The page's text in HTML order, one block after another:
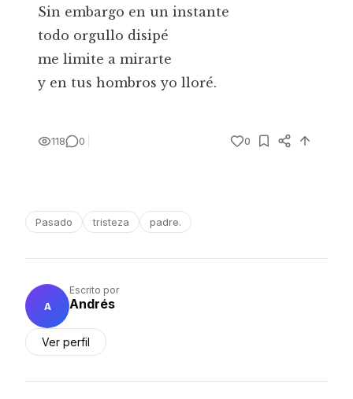
Sin embargo en un instante
todo orgullo disipé
me limite a mirarte
y en tus hombros yo lloré.
118 0 0
Pasado tristeza padre.
A
Escrito por
Andrés
Ver perfil